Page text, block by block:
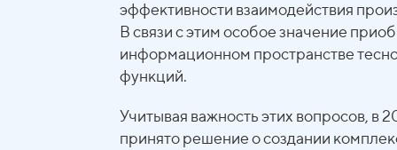
эффективности взаимодействия
В связи с этим особое значение
информационном пространстве
функций.
Учитывая важность этих вопросов, в
принято решение о создании